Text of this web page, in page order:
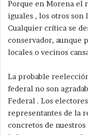
Porque en Morena el
iguales , los otros
Cualquier crítica se
conservador, aunque
locales o vecinos
La probable
federal no son
Federal . Los
representantes de la
concretos de